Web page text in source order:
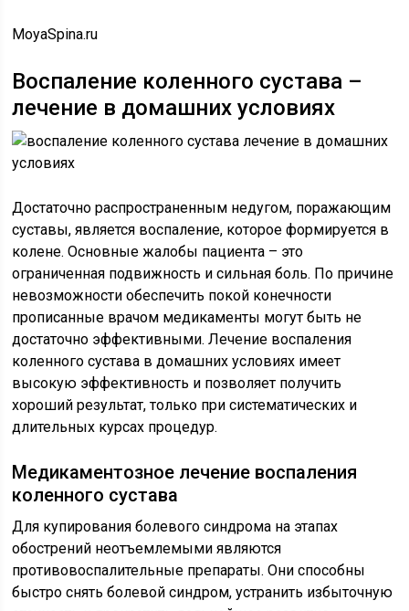
MoyaSpina.ru
Воспаление коленного сустава –
лечение в домашних условиях
Достаточно распространенным недугом, поражающим
суставы, является воспаление, которое формируется в
колене. Основные жалобы пациента – это
ограниченная подвижность и сильная боль. По причине
невозможности обеспечить покой конечности
прописанные врачом медикаменты могут быть не
достаточно эффективными. Лечение воспаления
коленного сустава в домашних условиях имеет
высокую эффективность и позволяет получить
хороший результат, только при систематических и
длительных курсах процедур.
Медикаментозное лечение воспаления
коленного сустава
Для купирования болевого синдрома на этапах
обострений неотъемлемыми являются
противовоспалительные препараты. Они способны
быстро снять болевой синдром, устранить избыточную